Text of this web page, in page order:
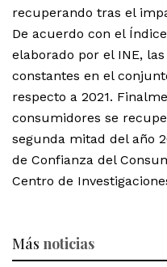
recuperando tras el
De acuerdo con el
elaborado por el INE,
constantes en el
respecto a 2021.
consumidores se
segunda mitad del año
de Confianza del
Centro de
Más noticias